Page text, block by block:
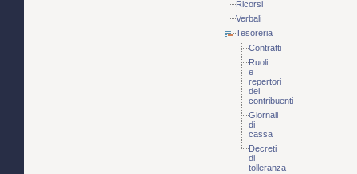
Ricorsi
Verbali
Tesoreria
Contratti
Ruoli
e
repertori
dei
contribuenti
Giornali
di
cassa
Decreti
di
tolleranza